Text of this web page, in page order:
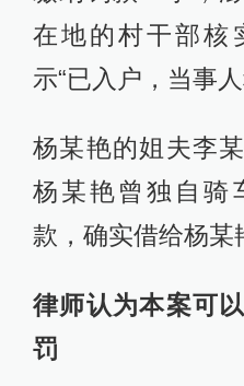
在地的村干部核
示“已入户，当事人
杨某艳的姐夫李
杨某艳曾独自骑
款，确实借给杨某
律师认为本案可
罚